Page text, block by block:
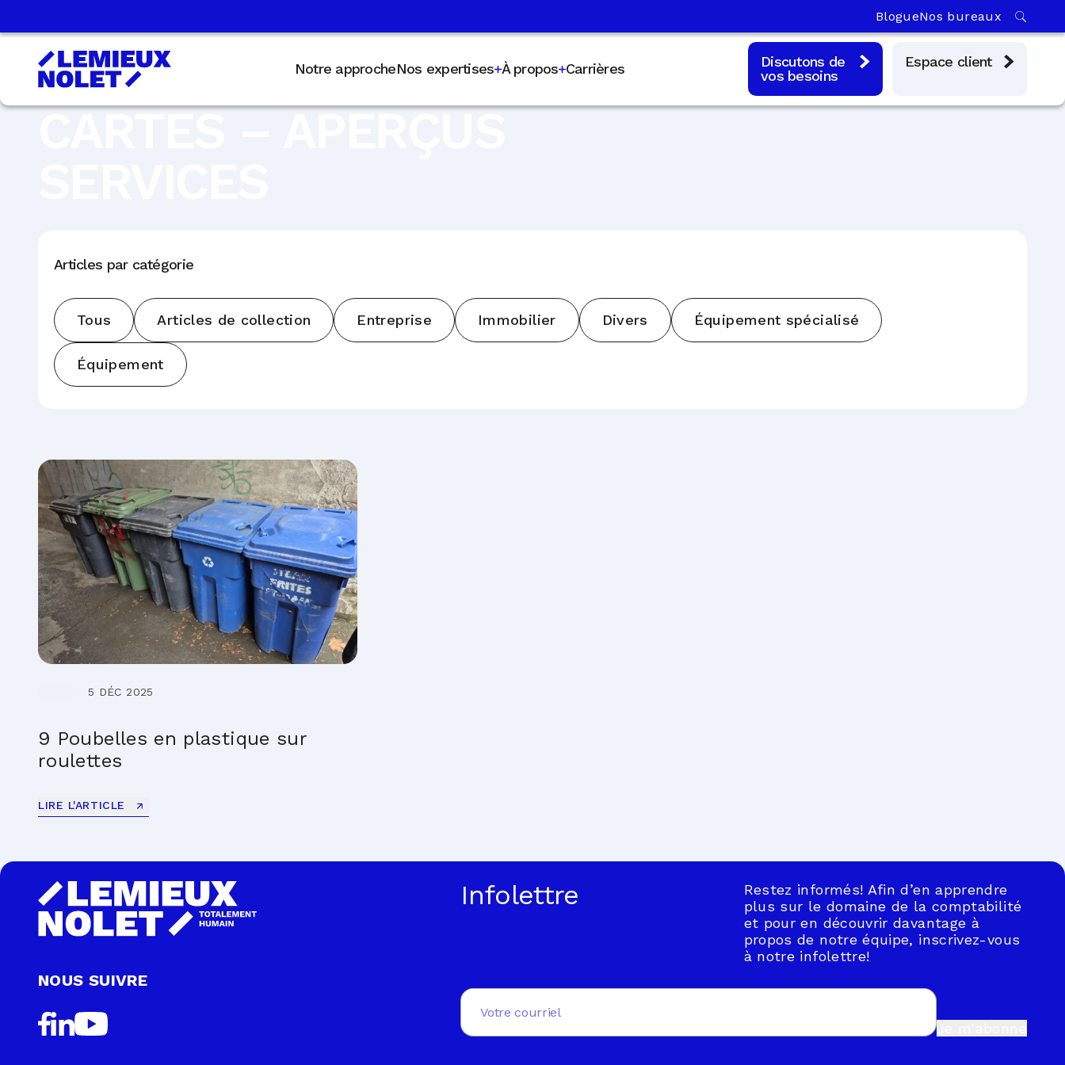
BlogueNos bureaux
Notre approcheNos expertises À propos Carrières
Discutons de
vos besoins
Espace client
CARTES – APERÇUS
Articles par catégorie
Tous Articles de collection Entreprise Immobilier Divers Équipement spécialisé
Équipement
5 DÉC 2025
9 Poubelles en plastique sur
roulettes
LIRE L'ARTICLE
NOUS SUIVRE
Infolettre
Restez informés! Afin d’en apprendre
plus sur le domaine de la comptabilité
et pour en découvrir davantage à
propos de notre équipe, inscrivez-vous
à notre infolettre!
Email
Je m'abonne